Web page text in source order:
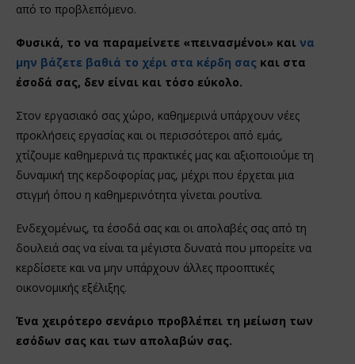
από το προβλεπόμενο.
Φυσικά, το να παραμείνετε «πεινασμένοι» και να
μην βάζετε βαθιά το χέρι στα κέρδη σας και στα
έσοδά σας, δεν είναι και τόσο εύκολο.
Στον εργασιακό σας χώρο, καθημερινά υπάρχουν νέες
προκλήσεις εργασίας και οι περισσότεροι από εμάς,
χτίζουμε καθημερινά τις πρακτικές μας και αξιοποιούμε τη
δυναμική της κερδοφορίας μας, μέχρι που έρχεται μια
στιγμή όπου η καθημερινότητα γίνεται ρουτίνα.
Ενδεχομένως, τα έσοδά σας και οι απολαβές σας από τη
δουλειά σας να είναι τα μέγιστα δυνατά που μπορείτε να
κερδίσετε και να μην υπάρχουν άλλες προοπτικές
οικονομικής εξέλιξης.
Ένα χειρότερο σενάριο προβλέπει τη μείωση των
εσόδων σας και των απολαβών σας.